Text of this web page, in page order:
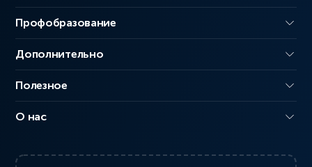
Профобразование
Дополнительно
Полезное
О нас